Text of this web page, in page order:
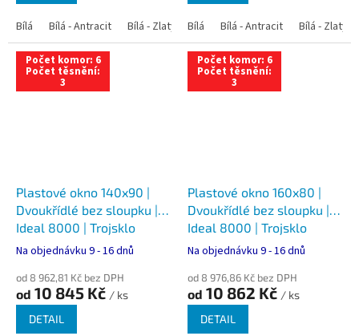
Bílá Bílá - Antracit Bílá - Zlatý dub Bílá - Tmavý dub Bílá -
Bílá Bílá - Antracit Bílá - Zlatý
Počet komor: 6
Počet těsnění:
3
Plastové okno 140x90 |
Dvoukřídlé bez sloupku |
Ideal 8000 | Trojsklo
Na objednávku 9 - 16 dnů
od 8 962,81 Kč bez DPH
od 10 845 Kč / ks
DETAIL
Počet komor: 6
Počet těsnění:
3
Plastové okno 160x80 |
Dvoukřídlé bez sloupku |
Ideal 8000 | Trojsklo
Na objednávku 9 - 16 dnů
od 8 976,86 Kč bez DPH
od 10 862 Kč / ks
DETAIL